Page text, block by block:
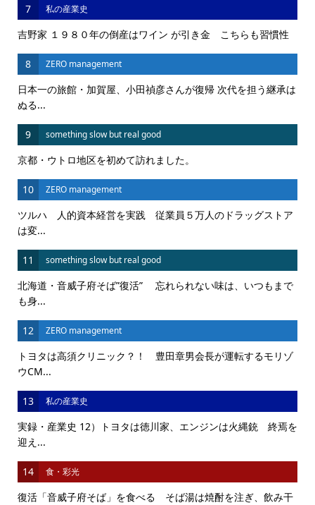
7 私の産業史
吉野家 １９８０年の倒産はワイン が引き金 こちらも習慣性
8 ZERO management
日本一の旅館・加賀屋、小田禎彦さんが復帰 次代を担う継承は
ぬる...
9 something slow but real good
京都・ウトロ地区を初めて訪れました。
10 ZERO management
ツルハ 人的資本経営を実践 従業員５万人のドラッグストア
は変...
11 something slow but real good
北海道・音威子府そば”復活” 忘れられない味は、いつもまで
も身...
12 ZERO management
トヨタは高須クリニック？！ 豊田章男会長が運転するモリゾ
ウCM...
13 私の産業史
実録・産業史 12）トヨタは徳川家、エンジンは火縄銃 終焉を
迎え...
14 食・彩光
復活「音威子府そば」を食べる そば湯は焼酎を注ぎ、飲み干